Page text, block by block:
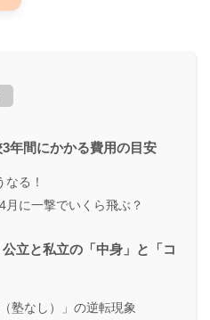
年間にかかる費用の目安
る！
に一撃でいくら飛ぶ？
立と私立の「中身」と「コ
塾なし）」の逆転現象